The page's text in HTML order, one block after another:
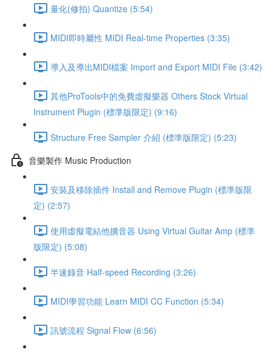
量化(修拍) Quantize (5:54)
MIDI即時屬性 MIDI Real-time Properties (3:35)
導入及導出MIDI檔案 Import and Export MIDI File (3:42)
其他ProTools中的免費虛擬樂器 Others Stock Virtual
Instrument Plugin (標準版限定) (9:16)
Structure Free Sampler 介紹 (標準版限定) (5:23)
音樂製作 Music Production
安裝及移除插件 Install and Remove Plugin (標準版限
定) (2:57)
使用虛擬電結他擴音器 Using Virtual Guitar Amp (標準
版限定) (5:08)
半速錄音 Half-speed Recording (3:26)
MIDI學習功能 Learn MIDI CC Function (5:34)
訊號流程 Signal Flow (6:56)